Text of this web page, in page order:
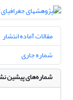
مقالات آماده انتشار
شماره جاری
شماره‌های پیشین